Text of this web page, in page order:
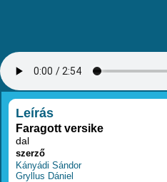
RÉSZLETEK
Leírás
Faragott versike
dal
szerző
Kányádi Sándor
Gryllus Dániel